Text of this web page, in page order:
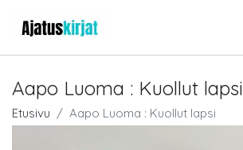
Aapo Luoma : Kuollut lapsi
Etusivu Aapo Luoma : Kuollut lapsi